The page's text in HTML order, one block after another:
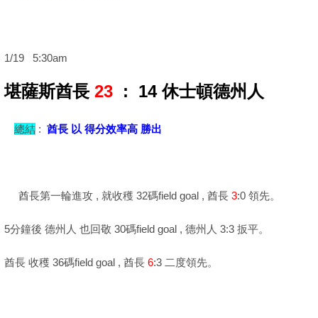
1/19 5:30am
堪薩斯酋長 23 : 14休士頓德州人
總結 : 酋長 以 得分效率高 勝出
酋長第一輪進攻 , 就收穫 32碼field goal , 酋長 3:0 領先。
5分鐘後 德州人 也回敬 30碼field goal , 德州人 3:3 扳平。
酋長 收穫 36碼field goal , 酋長 6:3 二度領先。